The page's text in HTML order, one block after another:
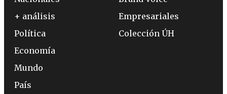
+ análisis
Política
Economía
Mundo
País
Empresariales
Colección ÚH